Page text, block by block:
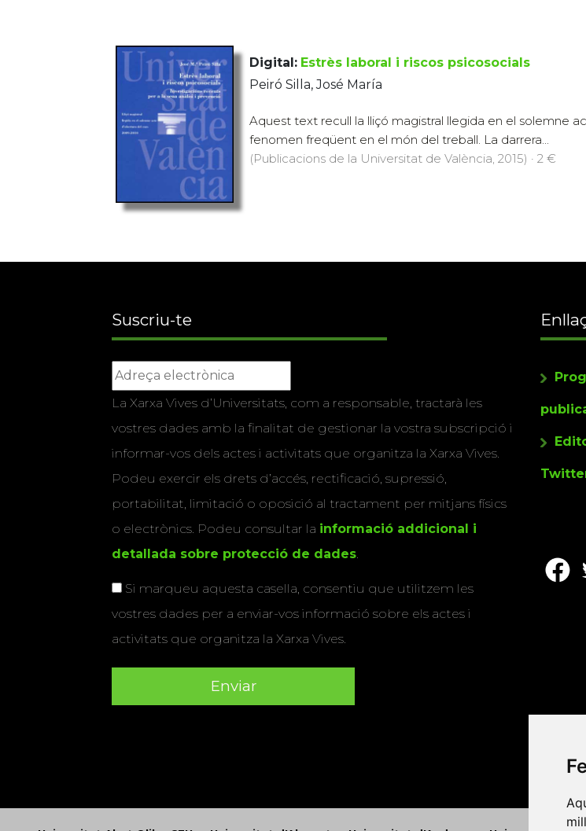
Digital: Estrès laboral i riscos psicosocials
Peiró Silla, José María
Aquest text recull la lliçó magistral llegida en el solemne
fenomen freqüent en el món del treball. La darrera...
(Publicacions de la Universitat de València, 2015) · 2 €
Suscriu-te
La Xarxa Vives d’Universitats, com a responsable, tractarà les
vostres dades amb la finalitat de gestionar la vostra subscripció i
informar-vos dels actes i activitats que organitza la Xarxa Vives.
Podeu exercir els drets d’accés, rectificació, supressió,
portabilitat, limitació o oposició al tractament per mitjans físics
o electrònics. Podeu consultar la informació addicional i
detallada sobre protecció de dades.
Si marqueu aquesta casella, consentiu que utilitzem les
vostres dades per a enviar-vos informació sobre els actes i
activitats que organitza la Xarxa Vives.